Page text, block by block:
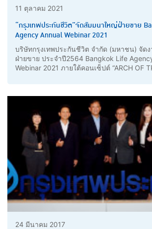
11 ตุลาคม 2021
“กรุงเทพประกันชีวิต”จัดสัมมนาใหญ่ฝ่ายขาย
Agency Annual Webinar 2021
บริษัทกรุงเทพประกันชีวิต จำกัด (มหาชน) จัด
ฝ่ายขาย ประจำปี2564 Bangkok Life
Webinar 2021 ภายใต้คอนเซ็ปต์ “ARCH OF
24 มีนาคม 2017